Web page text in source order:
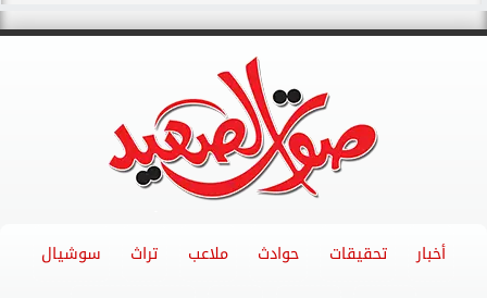
أخبار تحقيقات حوادث ملاعب تراث سوشيال